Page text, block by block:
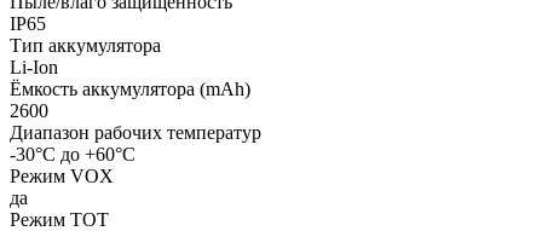
IP65
Тип аккумулятора
Li-Ion
Ёмкость аккумулятора (mAh)
2600
Диапазон рабочих температур
-30°С до +60°С
Режим VOX
да
Режим TOT